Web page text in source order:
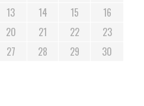
13 14 15
16
20 21 22
23
27 28 29
30